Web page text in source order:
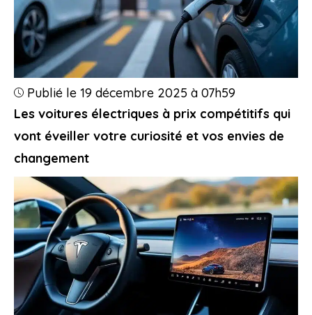
Les voitures électriques à prix compétitifs qui
vont éveiller votre curiosité et vos envies de
changement
Publié le 19 décembre 2025 à 07h59